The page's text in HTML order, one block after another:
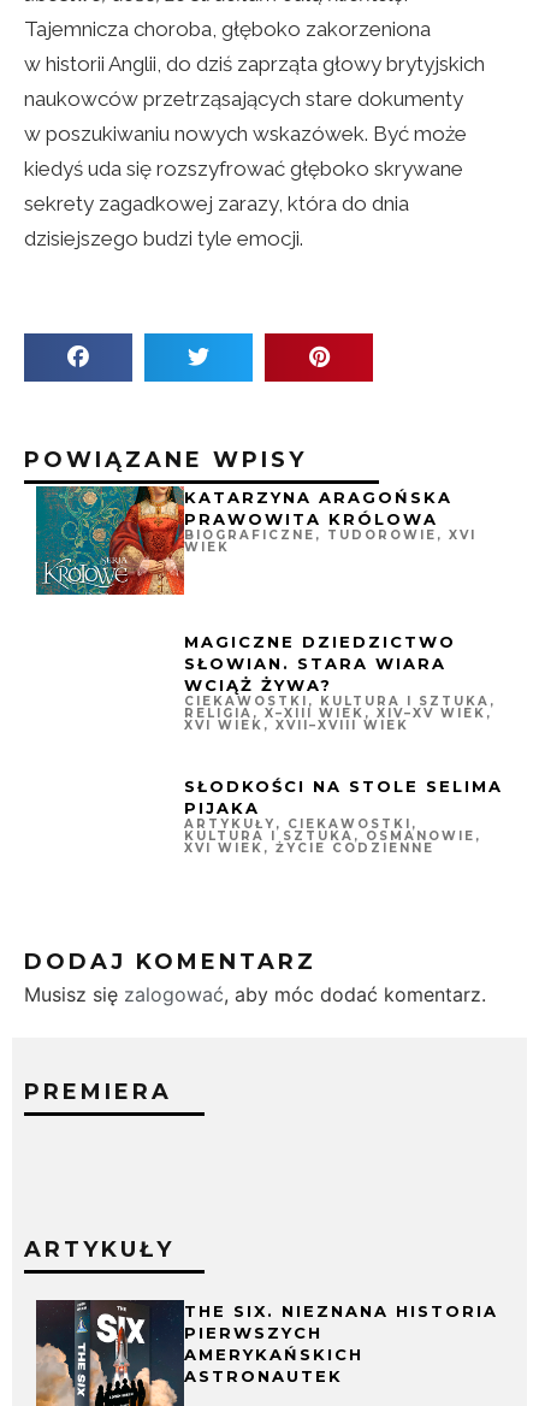
Tajemnicza choroba, głęboko zakorzeniona
w historii Anglii, do dziś zaprząta głowy brytyjskich
naukowców przetrząsających stare dokumenty
w poszukiwaniu nowych wskazówek. Być może
kiedyś uda się rozszyfrować głęboko skrywane
sekrety zagadkowej zarazy, która do dnia
dzisiejszego budzi tyle emocji.
POWIĄZANE WPISY
KATARZYNA ARAGOŃSKA
PRAWOWITA KRÓLOWA
BIOGRAFICZNE , TUDOROWIE , XVI
WIEK
MAGICZNE DZIEDZICTWO
SŁOWIAN. STARA WIARA
WCIĄŻ ŻYWA?
CIEKAWOSTKI , KULTURA I SZTUKA ,
RELIGIA , X–XIII WIEK , XIV–XV WIEK ,
XVI WIEK , XVII–XVIII WIEK
SŁODKOŚCI NA STOLE SELIMA
PIJAKA
ARTYKUŁY , CIEKAWOSTKI ,
KULTURA I SZTUKA , OSMANOWIE ,
XVI WIEK , ŻYCIE CODZIENNE
DODAJ KOMENTARZ
Musisz się zalogować, aby móc dodać komentarz.
PREMIERA
ARTYKUŁY
THE SIX. NIEZNANA HISTORIA
PIERWSZYCH
AMERYKAŃSKICH
ASTRONAUTEK